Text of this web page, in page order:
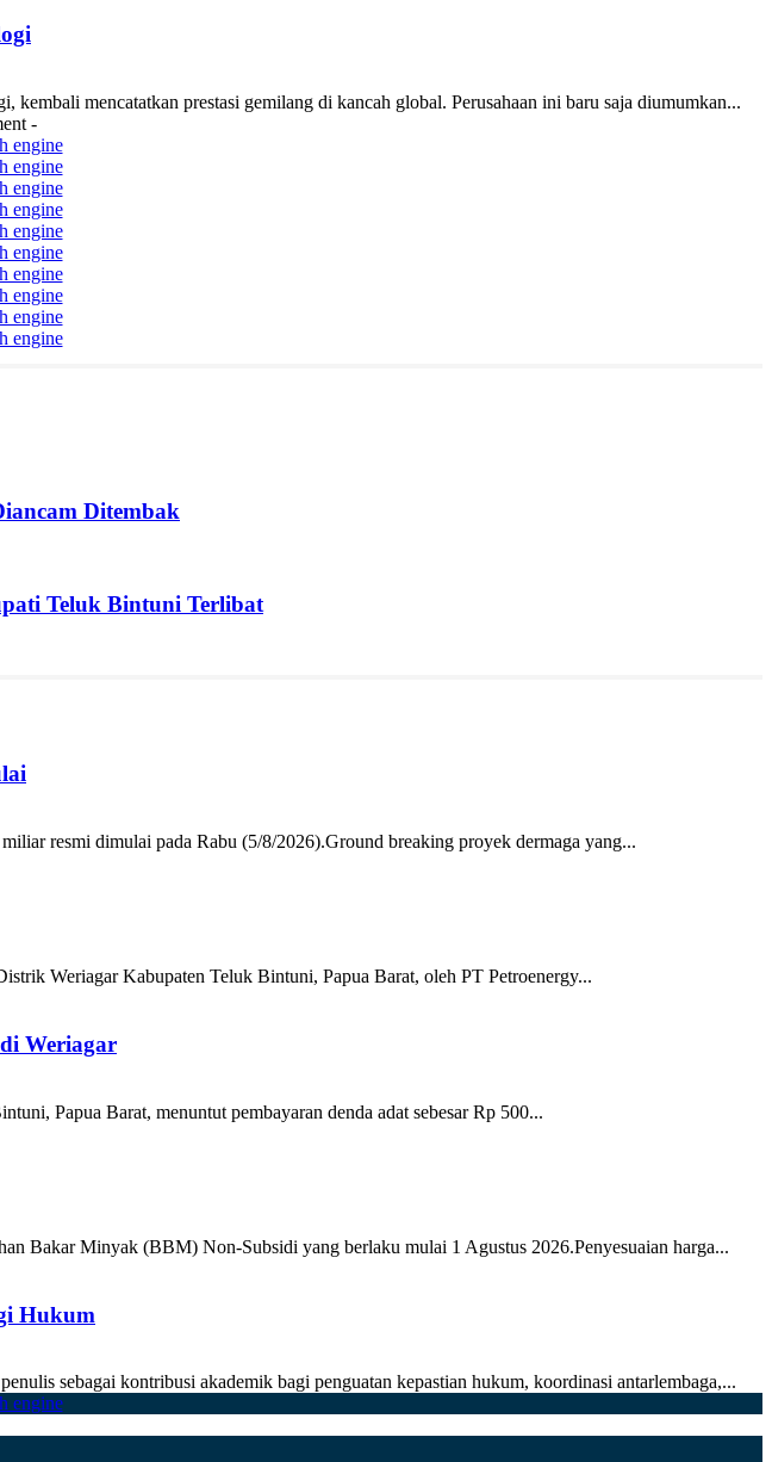
mencatatkan prestasi gemilang di kancah global. Perusahaan ini baru saja diumumkan...
-
Ditembak
Teluk Bintuni Terlibat
resmi dimulai pada Rabu (5/8/2026).Ground breaking proyek dermaga yang...
Weriagar Kabupaten Teluk Bintuni, Papua Barat, oleh PT Petroenergy...
Weriagar
Papua Barat, menuntut pembayaran denda adat sebesar Rp 500...
Bakar Minyak (BBM) Non-Subsidi yang berlaku mulai 1 Agustus 2026.Penyesuaian harga...
Hukum
sebagai kontribusi akademik bagi penguatan kepastian hukum, koordinasi antarlembaga,...